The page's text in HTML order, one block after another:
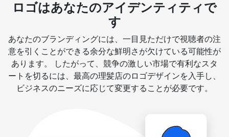
ロゴはあなたのアイデンティティで
す
あなたのブランディングには、一目見ただけで視聴者の注
意を引くことができる余分な鮮明さが欠けている可能性が
あります。 したがって、競争の激しい市場で有利なスタ
ートを切るには、最高の理髪店のロゴデザインを入手し、
ビジネスのニーズに応じて変更することが必要です。